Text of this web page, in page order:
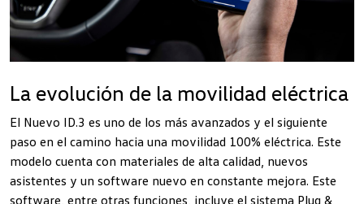
La evolución de la movilidad eléctrica
El Nuevo ID.3 es uno de los más avanzados y el siguiente
paso en el camino hacia una movilidad 100% eléctrica. Este
modelo cuenta con materiales de alta calidad, nuevos
asistentes y un software nuevo en constante mejora. Este
software, entre otras funciones, incluye el sistema Plug &